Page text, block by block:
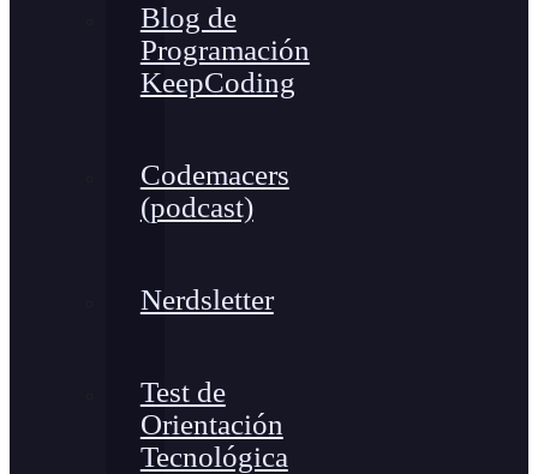
Blog de
Programación
KeepCoding
Codemacers
(podcast)
Nerdsletter
Test de
Orientación
Tecnológica